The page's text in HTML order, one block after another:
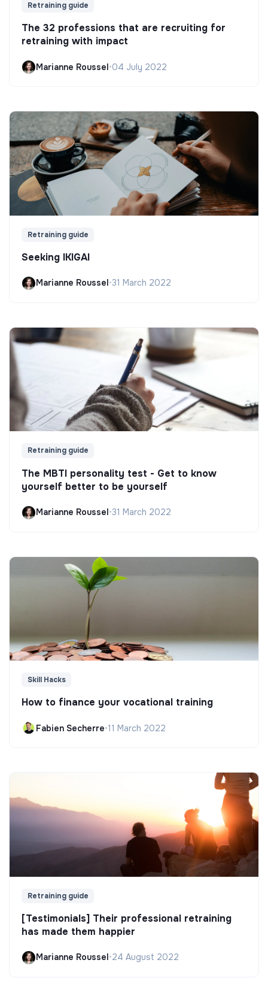
Retraining guide
The 32 professions that are recruiting for
retraining with impact
Marianne Roussel•04 July 2022
Retraining guide
Seeking IKIGAI
Marianne Roussel •31 March 2022
Retraining guide
The MBTI personality test - Get to know
yourself better to be yourself
Marianne Roussel•31 March 2022
Skill Hacks
How to finance your vocational training
Fabien Secherre•11 March 2022
Retraining guide
[Testimonials] Their professional retraining
has made them happier
Marianne Roussel •24 August 2022